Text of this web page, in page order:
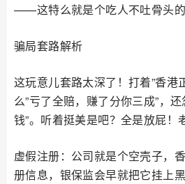
——这特么就是个吃人不吐骨头的
骗局套路解析
这玩意儿套路太深了！打着”香港
么”亏了全赔，赚了分你三成”，
钱”。听着挺美是吧？全是放屁！
虚假注册：公司就是个空壳子，
册信息，银保监会早就把它挂上黑